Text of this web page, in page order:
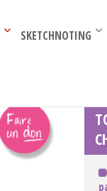
– SKETCHNOTING –